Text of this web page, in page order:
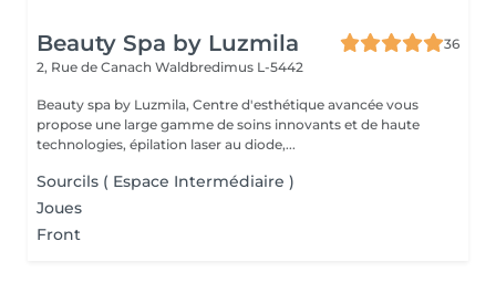
Beauty Spa by Luzmila
36
2, Rue de Canach Waldbredimus L-5442
Beauty spa by Luzmila, Centre d'esthétique avancée vous
propose une large gamme de soins innovants et de haute
technologies, épilation laser au diode,...
Sourcils ( Espace Intermédiaire )
Joues
Front